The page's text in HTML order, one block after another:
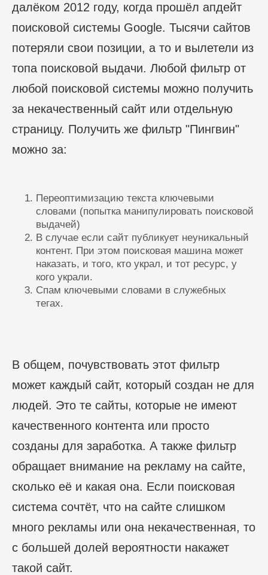
далёком 2012 году, когда прошёл апдейт
поисковой системы Google. Тысячи сайтов
потеряли свои позиции, а то и вылетели из
топа поисковой выдачи. Любой фильтр от
любой поисковой системы можно получить
за некачественный сайт или отдельную
страницу. Получить же фильтр "Пингвин"
можно за:
Переоптимизацию текста ключевыми
словами (попытка манипулировать поисковой
выдачей)
В случае если сайт публикует неуникальный
контент. При этом поисковая машина может
наказать, и того, кто украл, и тот ресурс, у
кого украли.
Спам ключевыми словами в служебных
тегах.
В общем, почувствовать этот фильтр
может каждый сайт, который создан не для
людей. Это те сайты, которые не имеют
качественного контента или просто
созданы для заработка. А также фильтр
обращает внимание на рекламу на сайте,
сколько её и какая она. Если поисковая
система сочтёт, что на сайте слишком
много рекламы или она некачественная, то
с большей долей вероятности накажет
такой сайт.